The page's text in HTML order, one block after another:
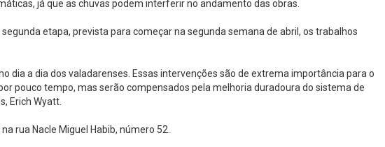
já que as chuvas podem interferir no andamento das obras.
etapa, prevista para começar na segunda semana de abril, os trabalhos
a dia dos valadarenses. Essas intervenções são de extrema importância para o
pouco tempo, mas serão compensados pela melhoria duradoura do sistema de
Erich Wyatt.
rua Nacle Miguel Habib, número 52.